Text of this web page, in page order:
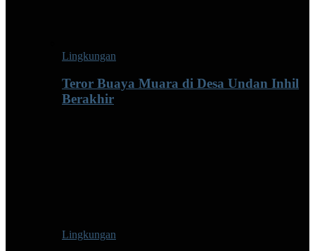
Lingkungan
Teror Buaya Muara di Desa Undan Inhil
Berakhir
Lingkungan